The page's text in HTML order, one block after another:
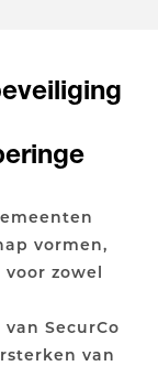
vormen,
zowel
SecurCo
van